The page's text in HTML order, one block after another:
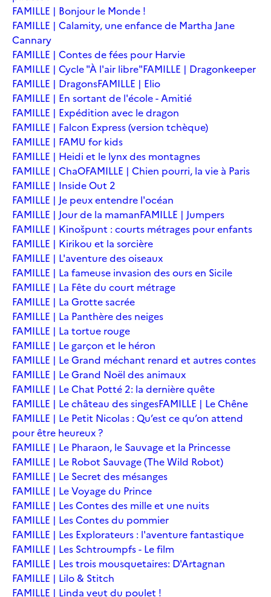
FAMILLE | Bonjour le Monde !
FAMILLE | Calamity, une enfance de Martha Jane
Cannary
FAMILLE | Contes de fées pour Harvie
FAMILLE | Cycle "À l'air libre"FAMILLE | Dragonkeeper
FAMILLE | DragonsFAMILLE | Elio
FAMILLE | En sortant de l'école - Amitié
FAMILLE | Expédition avec le dragon
FAMILLE | Falcon Express (version tchèque)
FAMILLE | FAMU for kids
FAMILLE | Heidi et le lynx des montagnes
FAMILLE | ChaOFAMILLE | Chien pourri, la vie à Paris
FAMILLE | Inside Out 2
FAMILLE | Je peux entendre l'océan
FAMILLE | Jour de la mamanFAMILLE | Jumpers
FAMILLE | Kinošpunt : courts métrages pour enfants
FAMILLE | Kirikou et la sorcière
FAMILLE | L'aventure des oiseaux
FAMILLE | La fameuse invasion des ours en Sicile
FAMILLE | La Fête du court métrage
FAMILLE | La Grotte sacrée
FAMILLE | La Panthère des neiges
FAMILLE | La tortue rouge
FAMILLE | Le garçon et le héron
FAMILLE | Le Grand méchant renard et autres contes
FAMILLE | Le Grand Noël des animaux
FAMILLE | Le Chat Potté 2: la dernière quête
FAMILLE | Le château des singesFAMILLE | Le Chêne
FAMILLE | Le Petit Nicolas : Qu’est ce qu’on attend
pour être heureux ?
FAMILLE | Le Pharaon, le Sauvage et la Princesse
FAMILLE | Le Robot Sauvage (The Wild Robot)
FAMILLE | Le Secret des mésanges
FAMILLE | Le Voyage du Prince
FAMILLE | Les Contes des mille et une nuits
FAMILLE | Les Contes du pommier
FAMILLE | Les Explorateurs : l'aventure fantastique
FAMILLE | Les Schtroumpfs - Le film
FAMILLE | Les trois mousquetaires: D'Artagnan
FAMILLE | Lilo & Stitch
FAMILLE | Linda veut du poulet !